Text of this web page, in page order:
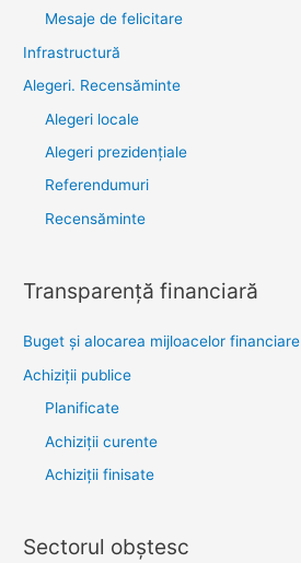
Mesaje de felicitare
Infrastructură
Alegeri. Recensăminte
Alegeri locale
Alegeri prezidențiale
Referendumuri
Recensăminte
Transparenţă financiară
Buget și alocarea mijloacelor financiare
Achiziţii publice
Planificate
Achiziții curente
Achiziții finisate
Sectorul obştesc